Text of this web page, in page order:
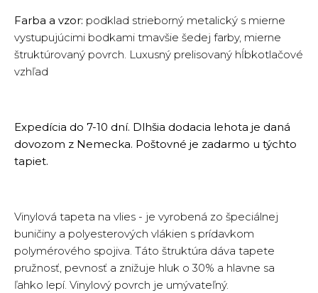
Farba a vzor: podklad strieborný metalický s mierne
vystupujúcimi bodkami tmavšie šedej farby, mierne
štruktúrovaný povrch. Luxusný prelisovaný hĺbkotlačové
vzhľad
Expedícia do 7-10 dní. Dlhšia dodacia lehota je daná
dovozom z Nemecka. Poštovné je zadarmo u týchto
tapiet.
Vinylová tapeta na vlies - je vyrobená zo špeciálnej
buničiny a polyesterových vlákien s prídavkom
polymérového spojiva. Táto štruktúra dáva tapete
pružnosť, pevnosť a znižuje hluk o 30% a hlavne sa
ľahko lepí. Vinylový povrch je umývateľný.